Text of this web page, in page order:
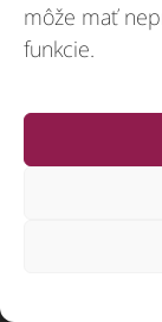
môže mať
funkcie.